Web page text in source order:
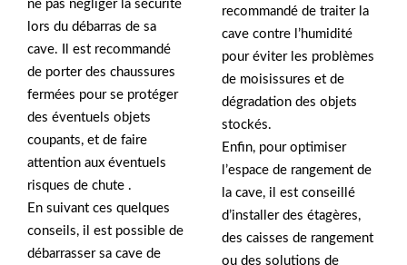
ne pas négliger la sécurité
lors du débarras de sa
cave. Il est recommandé
de porter des chaussures
fermées pour se protéger
des éventuels objets
coupants, et de faire
attention aux éventuels
risques de chute .
En suivant ces quelques
conseils, il est possible de
débarrasser sa cave de
recommandé de traiter la
cave contre l’humidité
pour éviter les problèmes
de moisissures et de
dégradation des objets
stockés.
Enfin, pour optimiser
l’espace de rangement de
la cave, il est conseillé
d’installer des étagères,
des caisses de rangement
ou des solutions de